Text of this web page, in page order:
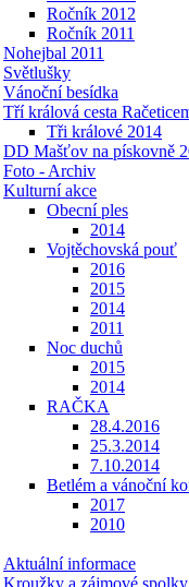
Ročník 2012
Ročník 2011
Nohejbal 2011
Světlušky
Vánoční besídka
Tří králová cesta
Tři králové 2014
DD Mašťov na pískovně
Foto - Archiv
Kulturní akce
Obecní ples
2014
Vojtěchovská pouť
2016
2015
2014
2011
Noc duchů
2015
2014
RAČKA
28.4.2016
25.3.2014
7.10.2014
Betlém a vánoční
2017
2010
Aktuální informace
Kroužky a zájmové spolky